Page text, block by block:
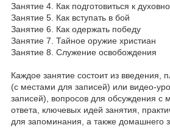
Занятие 4. Как подготовиться к
Занятие 5. Как вступать в бой
Занятие 6. Как одержать победу
Занятие 7. Тайное оружие христиан
Занятие 8. Служение освобождения
Каждое занятие состоит из введения,
(с местами для записей) или видео-
записей), вопросов для обсуждения с
ответа, ключевых идей занятия,
для запоминания, а также домашнего